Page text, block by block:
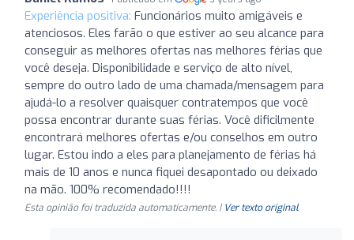
Experiência positiva: Funcionários muito amigáveis e
atenciosos. Eles farão o que estiver ao seu alcance para
conseguir as melhores ofertas nas melhores férias que
você deseja. Disponibilidade e serviço de alto nível,
sempre do outro lado de uma chamada/mensagem para
ajudá-lo a resolver quaisquer contratempos que você
possa encontrar durante suas férias. Você dificilmente
encontrará melhores ofertas e/ou conselhos em outro
lugar. Estou indo a eles para planejamento de férias há
mais de 10 anos e nunca fiquei desapontado ou deixado
na mão. 100% recomendado!!!!
Esta opinião foi traduzida automaticamente. | Ver texto original